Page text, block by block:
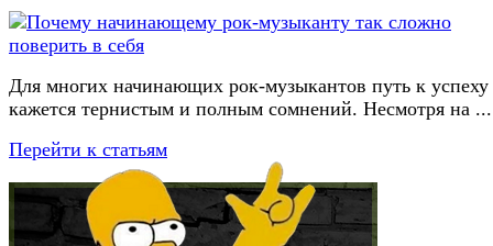
Для многих начинающих рок-музыкантов путь к успеху
кажется тернистым и полным сомнений. Несмотря на ...
Перейти к статьям